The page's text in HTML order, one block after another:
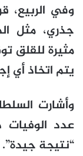
وفي الربيع،
جذري، مثل
مثيرة للقلق
يتم اتخاذ أي
وأشارت
“نتيجة جيدة”.